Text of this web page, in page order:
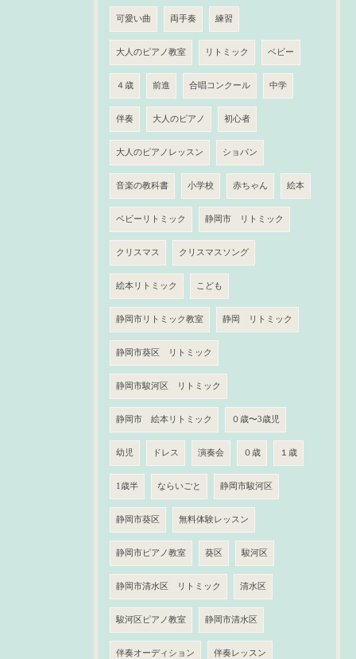
可愛い曲 両手奏 練習
大人のピアノ教室 リトミック ベビー
４歳 前進 合唱コンクール 中学
伴奏 大人のピアノ 初心者
大人のピアノレッスン ショパン
音楽の教科書 小学校 赤ちゃん 絵本
ベビーリトミック 静岡市 リトミック
クリスマス クリスマスソング
絵本リトミック こども
静岡市リトミック教室 静岡 リトミック
静岡市葵区 リトミック
静岡市駿河区 リトミック
静岡市 絵本リトミック ０歳〜3歳児
幼児 ドレス 演奏会 ０歳 １歳
1歳半 ならいごと 静岡市駿河区
静岡市葵区 無料体験レッスン
静岡市ピアノ教室 葵区 駿河区
静岡市清水区 リトミック 清水区
駿河区ピアノ教室 静岡市清水区
伴奏オーディション 伴奏レッスン